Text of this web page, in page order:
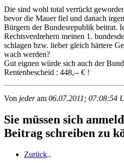
Die sind wohl total verrückt
bevor die Mauer fiel und danach
Bürgern der Bundesrepublik beitrat.
Rechtsverdrehern meinen 1.
schlagen bzw. lieber gleich härtere
wach werden?
Gut eignen würde sich auch der
Rentenbescheid : 448,-- € !
Von jederam 06.07.2011; 07:08:54
Sie müssen sich
Beitrag schreiben zu
Zurück..